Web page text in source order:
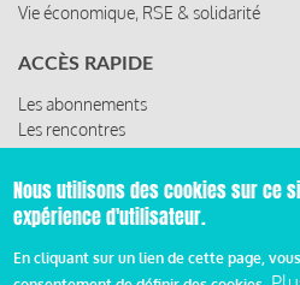
Vie économique, RSE & solidarité
ACCÈS RAPIDE
Les abonnements
Les rencontres
Les ressources
© 2019 Miroir Social -
Nous utilisons des cookies sur ce
expérience d'utilisateur.
En cliquant sur un lien de cette page,